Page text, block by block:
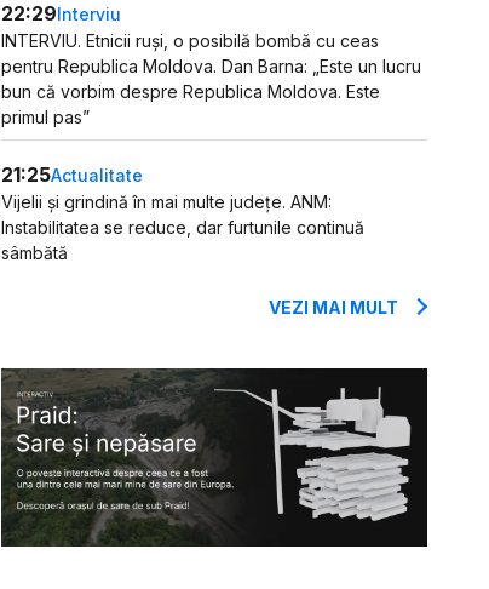
22:29Interviu
INTERVIU. Etnicii ruși, o posibilă bombă cu ceas
pentru Republica Moldova. Dan Barna: „Este un lucru
bun că vorbim despre Republica Moldova. Este
primul pas”
21:25Actualitate
Vijelii și grindină în mai multe județe. ANM:
Instabilitatea se reduce, dar furtunile continuă
sâmbătă
VEZI MAI MULT